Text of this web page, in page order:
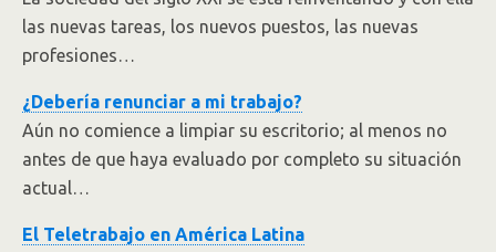
las nuevas tareas, los nuevos puestos, las nuevas
profesiones…
¿Debería renunciar a mi trabajo?
Aún no comience a limpiar su escritorio; al menos no
antes de que haya evaluado por completo su situación
actual…
El Teletrabajo en América Latina